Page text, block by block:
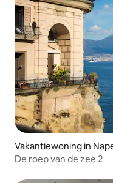
Vakantiewoning in
De roep van de zee 2